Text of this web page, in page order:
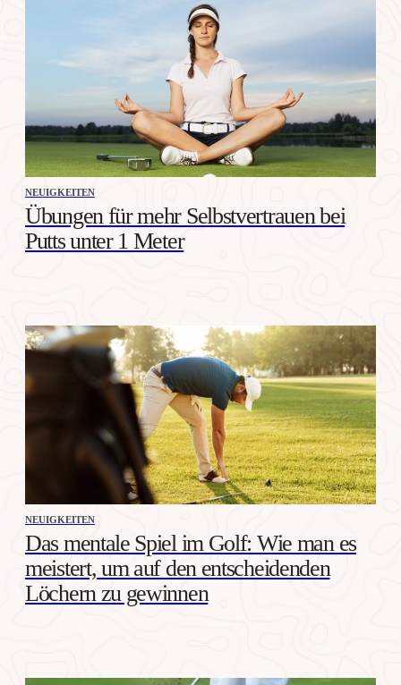
NEUIGKEITEN
Übungen für mehr Selbstvertrauen bei
Putts unter 1 Meter
NEUIGKEITEN
Das mentale Spiel im Golf: Wie man es
meistert, um auf den entscheidenden
Löchern zu gewinnen